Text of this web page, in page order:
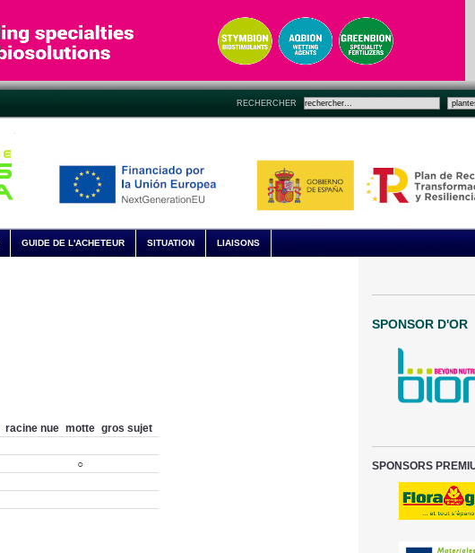
RECHERCHER
GUIDE DE L'ACHETEUR SITUATION LIAISONS
racine nue motte gros sujet
○
SPONSOR D'OR
SPONSORS